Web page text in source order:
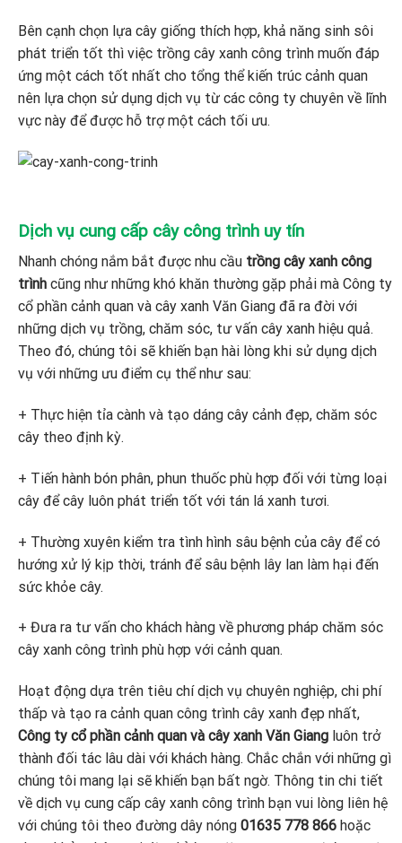
Bên cạnh chọn lựa cây giống thích hợp, khả năng sinh sôi
phát triển tốt thì việc trồng cây xanh công trình muốn đáp
ứng một cách tốt nhất cho tổng thể kiến trúc cảnh quan
nên lựa chọn sử dụng dịch vụ từ các công ty chuyên về lĩnh
vực này để được hỗ trợ một cách tối ưu.
Dịch vụ cung cấp cây công trình uy tín
Nhanh chóng nắm bắt được nhu cầu trồng cây xanh công
trình cũng như những khó khăn thường gặp phải mà Công ty
cổ phần cảnh quan và cây xanh Văn Giang đã ra đời với
những dịch vụ trồng, chăm sóc, tư vấn cây xanh hiệu quả.
Theo đó, chúng tôi sẽ khiến bạn hài lòng khi sử dụng dịch
vụ với những ưu điểm cụ thể như sau:
+ Thực hiện tỉa cành và tạo dáng cây cảnh đẹp, chăm sóc
cây theo định kỳ.
+ Tiến hành bón phân, phun thuốc phù hợp đối với từng loại
cây để cây luôn phát triển tốt với tán lá xanh tươi.
+ Thường xuyên kiểm tra tình hình sâu bệnh của cây để có
hướng xử lý kịp thời, tránh để sâu bệnh lây lan làm hại đến
sức khỏe cây.
+ Đưa ra tư vấn cho khách hàng về phương pháp chăm sóc
cây xanh công trình phù hợp với cảnh quan.
Hoạt động dựa trên tiêu chí dịch vụ chuyên nghiệp, chi phí
thấp và tạo ra cảnh quan công trình cây xanh đẹp nhất,
Công ty cổ phần cảnh quan và cây xanh Văn Giang luôn trở
thành đối tác lâu dài với khách hàng. Chắc chắn với những gì
chúng tôi mang lại sẽ khiến bạn bất ngờ. Thông tin chi tiết
về dịch vụ cung cấp cây xanh công trình bạn vui lòng liên hệ
với chúng tôi theo đường dây nóng 01635 778 866 hoặc